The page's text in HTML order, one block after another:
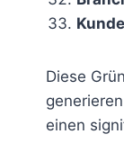
Diese
einen